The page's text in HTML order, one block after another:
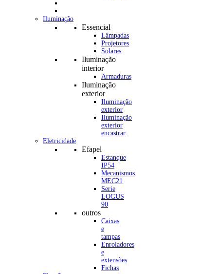
Iluminação
Essencial
Lâmpadas
Projetores
Solares
Iluminação
interior
Armaduras
Iluminação
exterior
Iluminação
exterior
Iluminação
exterior
encastrar
Eletricidade
Efapel
Estanque
IP54
Mecanismos
MEC21
Serie
LOGUS
90
outros
Caixas
e
tampas
Enroladores
e
extensões
Fichas